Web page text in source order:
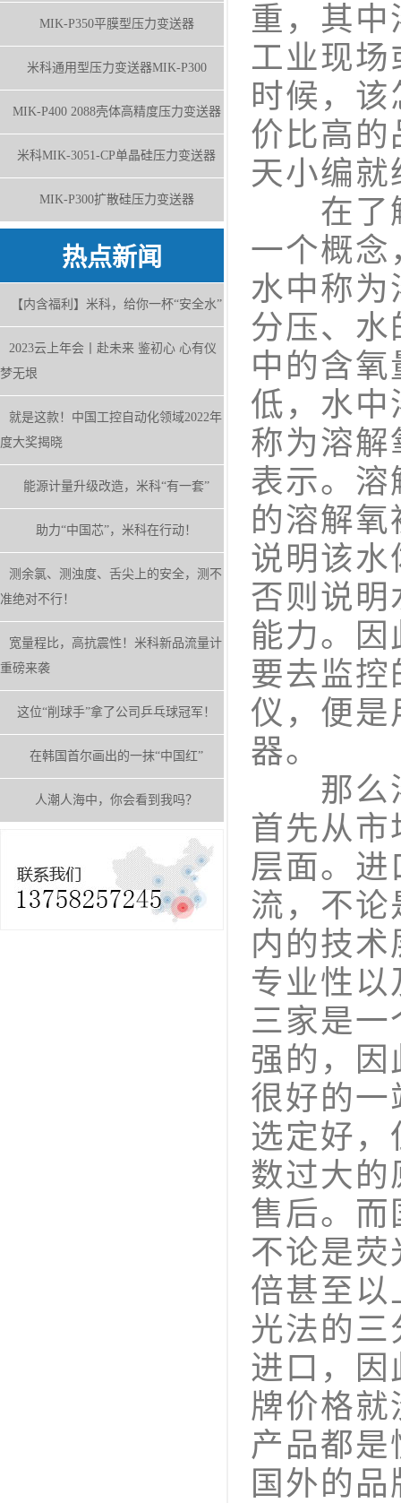
MIK-P350平膜型压力变送器
米科通用型压力变送器MIK-P300
MIK-P400 2088壳体高精度压力变送器
米科MIK-3051-CP单晶硅压力变送器
MIK-P300扩散硅压力变送器
热点新闻
【内含福利】米科，给你一杯“安全水”
2023云上年会丨赴未来 鉴初心 心有仪
梦无垠
就是这款！中国工控自动化领域2022年
度大奖揭晓
能源计量升级改造，米科“有一套”
助力“中国芯”，米科在行动！
测余氯、测浊度、舌尖上的安全，测不
准绝对不行！
宽量程比，高抗震性！米科新品流量计
重磅来袭
这位“削球手”拿了公司乒乓球冠军！
在韩国首尔画出的一抹“中国红”
人潮人海中，你会看到我吗？
重，其
工业现
时候，
价比高的
天小编
在了解
一个概念
水中称为
分压、
中的含
低，水中
称为溶解
表示。溶
的溶解
说明该水
否则说明
能力。
要去监
仪，便是
器。
那么溶
首先从
层面。
流，不论
内的技
专业性
三家是
强的，因
很好的一
选定好
数过大
售后。而
不论是
倍甚至以
光法的
进口，
牌价格
产品都
国外的